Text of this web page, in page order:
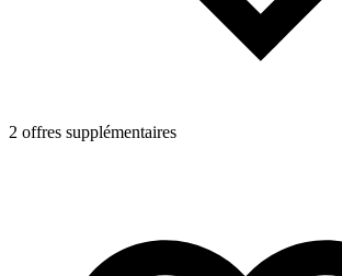
2 offres supplémentaires